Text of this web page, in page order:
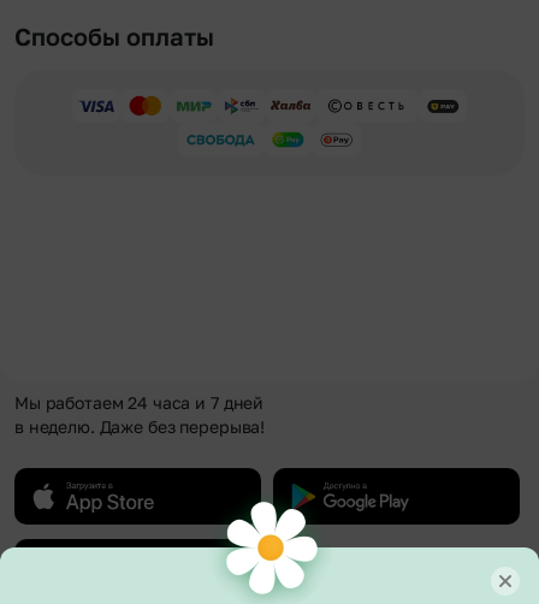
Способы оплаты
Мы работаем 24 часа и 7 дней
в неделю. Даже без перерыва!